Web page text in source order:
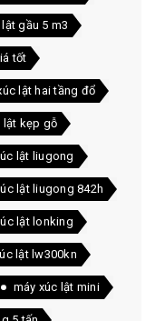
gầu 5 m3
tốt
lật hai tầng đổ
lật kẹp gỗ
lật liugong
lật liugong 842h
lật lonking
lật lw300kn
máy xúc lật mini